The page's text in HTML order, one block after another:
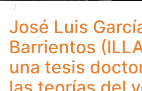
doctoral sobre las teorías del
XVII
José Luis
Barrientos
una tesis